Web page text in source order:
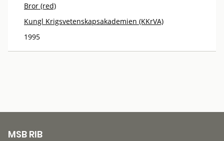
Bror (red)
Kungl Krigsvetenskapsakademien (KKrVA)
1995
MSB RIB